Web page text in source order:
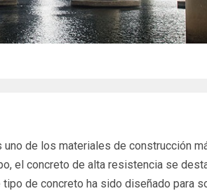
de los materiales de construcción
el concreto de alta resistencia se
de concreto ha sido diseñado para